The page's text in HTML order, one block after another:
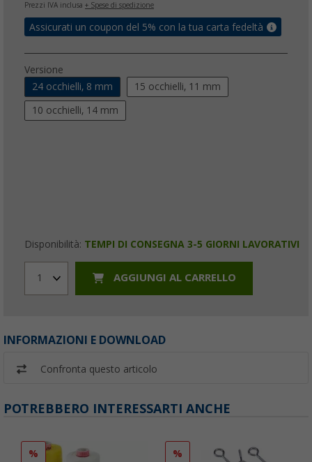
Prezzi IVA inclusa + Spese di spedizione
Assicurati un coupon del 5% con la tua carta fedeltà
Versione
24 occhielli, 8 mm
15 occhielli, 11 mm
10 occhielli, 14 mm
Disponibilità: TEMPI DI CONSEGNA 3-5 GIORNI LAVORATIVI
1 AGGIUNGI AL CARRELLO
INFORMAZIONI E DOWNLOAD
Confronta questo articolo
POTREBBERO INTERESSARTI ANCHE
% %